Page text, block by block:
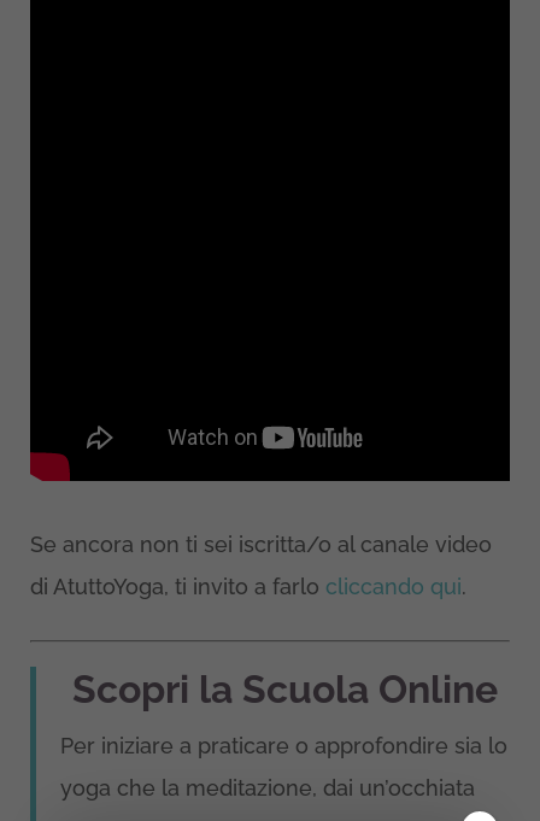
Se ancora non ti sei iscritta/o al canale video
di AtuttoYoga, ti invito a farlo cliccando qui.
Scopri la Scuola Online
Per iniziare a praticare o approfondire sia lo
yoga che la meditazione, dai un’occhiata